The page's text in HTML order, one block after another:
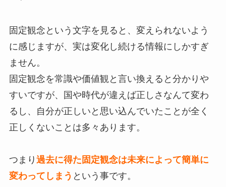
固定観念という文字を見ると、変えられないよう
に感じますが、実は変化し続ける情報にしかすぎ
ません。
固定観念を常識や価値観と言い換えると分かりや
すいですが、国や時代が違えば正しさなんて変わ
るし、自分が正しいと思い込んでいたことが全く
正しくないことは多々あります。
つまり 過去に得た固定観念は未来によって簡単に
変わってしまう という事です。